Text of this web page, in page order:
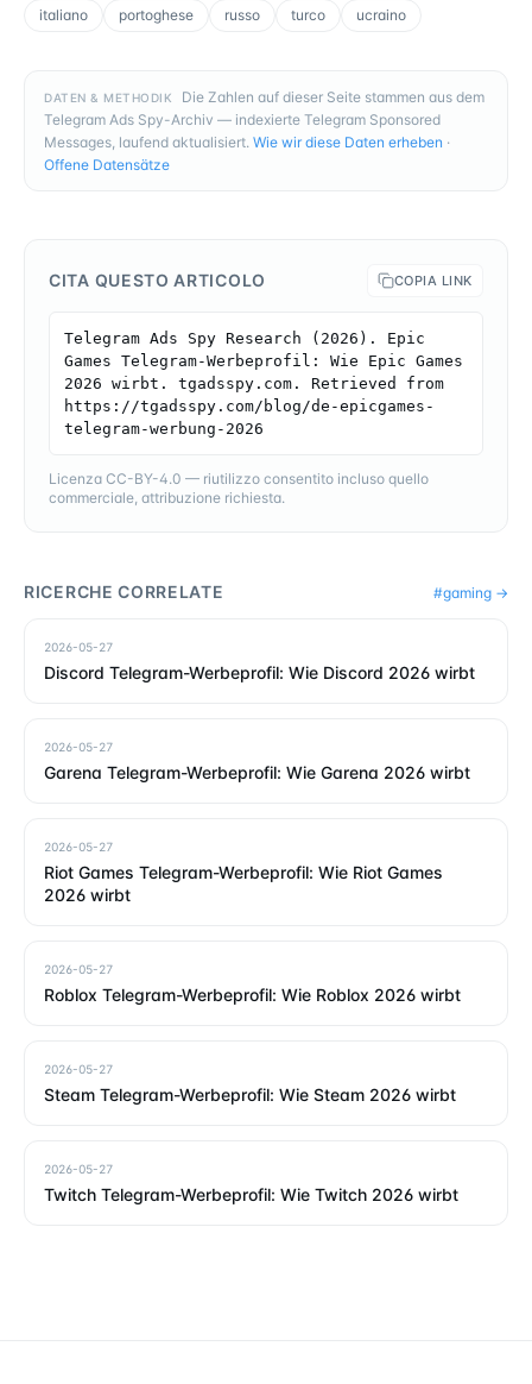
italiano
portoghese russo turco ucraino
DATEN & METHODIK
Die Zahlen auf dieser Seite stammen aus dem
Telegram Ads Spy-Archiv — indexierte Telegram Sponsored
Messages, laufend aktualisiert. Wie wir diese Daten erheben ·
Offene Datensätze
CITA QUESTO ARTICOLO COPIA LINK
Telegram Ads Spy Research (2026). Epic
Games Telegram-Werbeprofil: Wie Epic Games
2026 wirbt. tgadsspy.com. Retrieved from
https://tgadsspy.com/blog/de-epicgames-
telegram-werbung-2026
Licenza CC-BY-4.0 — riutilizzo consentito incluso quello
commerciale, attribuzione richiesta.
RICERCHE CORRELATE #gaming →
2026-05-27
Discord Telegram-Werbeprofil: Wie Discord 2026 wirbt
2026-05-27
Garena Telegram-Werbeprofil: Wie Garena 2026 wirbt
2026-05-27
Riot Games Telegram-Werbeprofil: Wie Riot Games
2026 wirbt
2026-05-27
Roblox Telegram-Werbeprofil: Wie Roblox 2026 wirbt
2026-05-27
Steam Telegram-Werbeprofil: Wie Steam 2026 wirbt
2026-05-27
Twitch Telegram-Werbeprofil: Wie Twitch 2026 wirbt